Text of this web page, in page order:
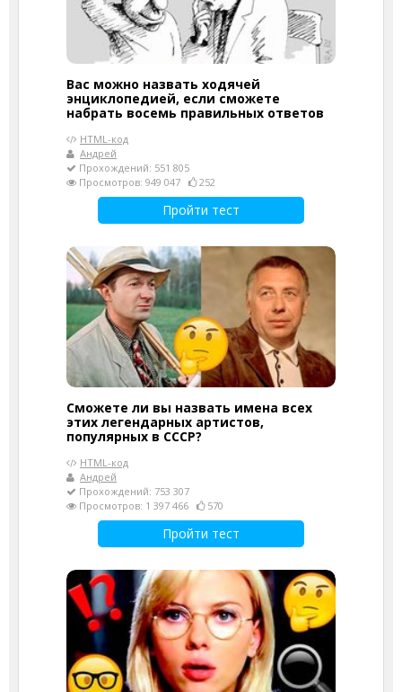
Вас можно назвать ходячей
энциклопедией, если сможете
набрать восемь правильных ответов
HTML-код
Андрей
Прохождений: 551 805
Просмотров: 949 047
252
Пройти тест
Сможете ли вы назвать имена всех
этих легендарных артистов,
популярных в СССР?
HTML-код
Андрей
Прохождений: 753 307
Просмотров: 1 397 466
570
Пройти тест